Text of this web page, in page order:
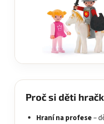
Proč si děti
Hraní na profese–